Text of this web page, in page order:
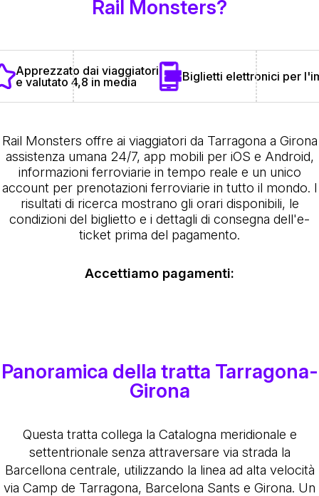
Rail Monsters?
Apprezzato dai viaggiatori
e valutato 4,8 in media
Biglietti elettronici per
Rail Monsters offre ai viaggiatori da Tarragona a Girona
assistenza umana 24/7, app mobili per iOS e Android,
informazioni ferroviarie in tempo reale e un unico
account per prenotazioni ferroviarie in tutto il mondo. I
risultati di ricerca mostrano gli orari disponibili, le
condizioni del biglietto e i dettagli di consegna dell'e-
ticket prima del pagamento.
Accettiamo pagamenti:
Panoramica della tratta Tarragona-
Girona
Questa tratta collega la Catalogna meridionale e
settentrionale senza attraversare via strada la
Barcellona centrale, utilizzando la linea ad alta velocità
via Camp de Tarragona, Barcelona Sants e Girona. Un